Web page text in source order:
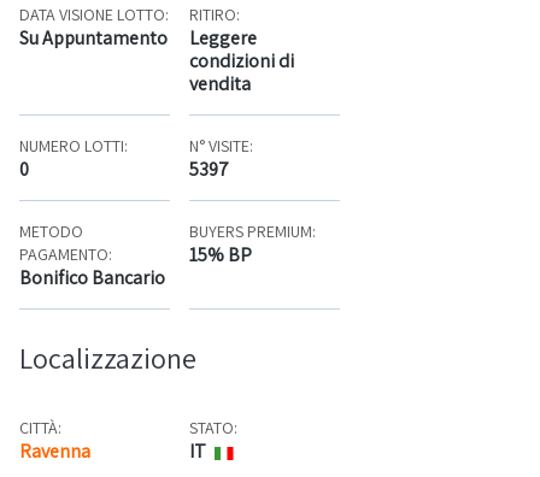
DATA VISIONE LOTTO:
Su Appuntamento
RITIRO:
Leggere
condizioni di
vendita
NUMERO LOTTI:
0
N° VISITE:
5397
METODO
PAGAMENTO:
Bonifico Bancario
BUYERS PREMIUM:
15% BP
Localizzazione
CITTÀ:
Ravenna Mappa
STATO:
IT